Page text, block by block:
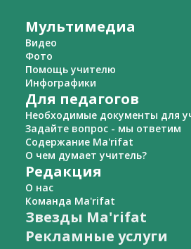
Мультимедиа
Видео
Фото
Помощь учителю
Инфографики
Для педагогов
Необходимые документы для
Задайте вопрос - мы ответим
Содержание Ma'rifat
О чем думает учитель?
Редакция
О нас
Команда Ma'rifat
Звезды Ma'rifat
Рекламные услуги